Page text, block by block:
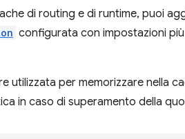
di routing e di runtime, puoi
configurata con impostazioni
per memorizzare nella
in caso di superamento della